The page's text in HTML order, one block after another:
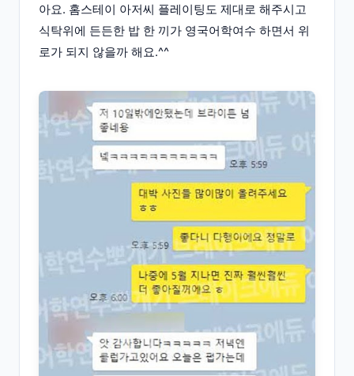
아요. 홈스테이 아저씨 플레이팅도 제대로 해주시고
식탁위에 든든한 밥 한 끼가 영국어학여수 하면서 위
로가 되지 않을까 해요.^^